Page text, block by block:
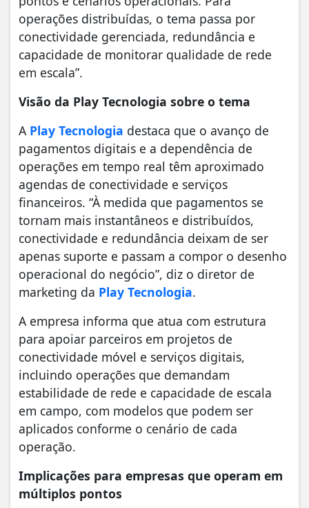
operações distribuídas, o tema passa por
conectividade gerenciada, redundância e
capacidade de monitorar qualidade de rede
em escala”.
Visão da Play Tecnologia sobre o tema
A Play Tecnologia destaca que o avanço de
pagamentos digitais e a dependência de
operações em tempo real têm aproximado
agendas de conectividade e serviços
financeiros. “À medida que pagamentos se
tornam mais instantâneos e distribuídos,
conectividade e redundância deixam de ser
apenas suporte e passam a compor o desenho
operacional do negócio”, diz o diretor de
marketing da Play Tecnologia.
A empresa informa que atua com estrutura
para apoiar parceiros em projetos de
conectividade móvel e serviços digitais,
incluindo operações que demandam
estabilidade de rede e capacidade de escala
em campo, com modelos que podem ser
aplicados conforme o cenário de cada
operação.
Implicações para empresas que operam em
múltiplos pontos